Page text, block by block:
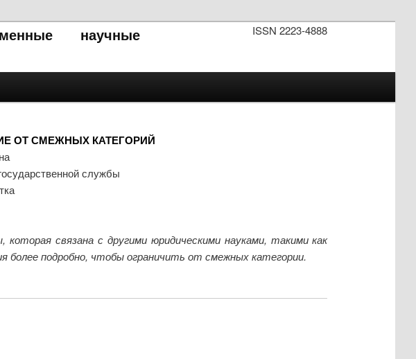
ISSN 2223-4888
научные
ОТ СМЕЖНЫХ КАТЕГОРИЙ
службы
связана с другими юридическими науками, такими как
более подробно, чтобы ограничить от смежных категории.